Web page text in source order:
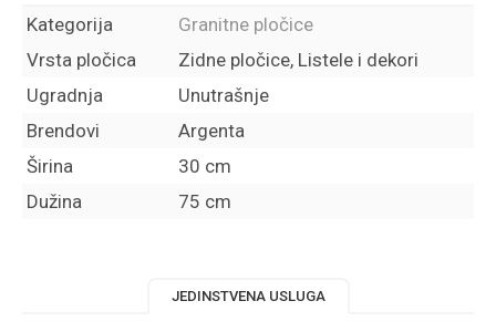
Kategorija
Granitne pločice
Vrsta pločica
Zidne pločice, Listele i dekori
Ugradnja
Unutrašnje
Brendovi
Argenta
Širina
30 cm
Dužina
75 cm
JEDINSTVENA USLUGA